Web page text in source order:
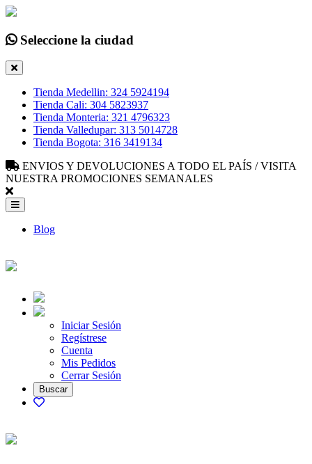
Seleccione la ciudad
Tienda Medellin: 324 5924194
Tienda Cali: 304 5823937
Tienda Monteria: 321 4796323
Tienda Valledupar: 313 5014728
Tienda Bogota: 316 3419134
ENVIOS Y DEVOLUCIONES A TODO EL PAÍS / VISITA
NUESTRA PROMOCIONES SEMANALES
Blog
Iniciar Sesión
Regístrese
Cuenta
Mis Pedidos
Cerrar Sesión